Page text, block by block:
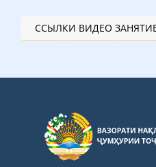
ССЫЛКИ ВИДЕО